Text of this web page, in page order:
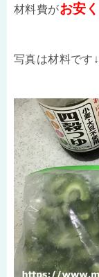
材料費がお安く
写真は材料です↓